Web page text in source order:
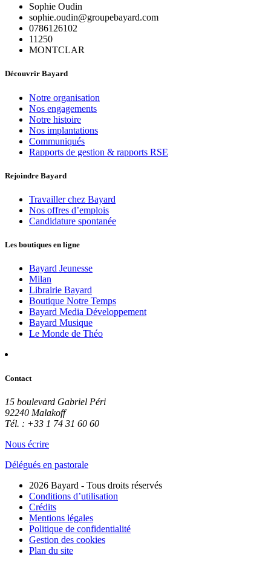
Sophie Oudin
sophie.oudin@groupebayard.com
0786126102
11250
MONTCLAR
Découvrir Bayard
Notre organisation
Nos engagements
Notre histoire
Nos implantations
Communiqués
Rapports de gestion & rapports RSE
Rejoindre Bayard
Travailler chez Bayard
Nos offres d’emplois
Candidature spontanée
Les boutiques en ligne
Bayard Jeunesse
Milan
Librairie Bayard
Boutique Notre Temps
Bayard Media Développement
Bayard Musique
Le Monde de Théo
Contact
15 boulevard Gabriel Péri
92240 Malakoff
Tél. : +33 1 74 31 60 60
Nous écrire
Délégués en pastorale
2026 Bayard - Tous droits réservés
Conditions d’utilisation
Crédits
Mentions légales
Politique de confidentialité
Gestion des cookies
Plan du site